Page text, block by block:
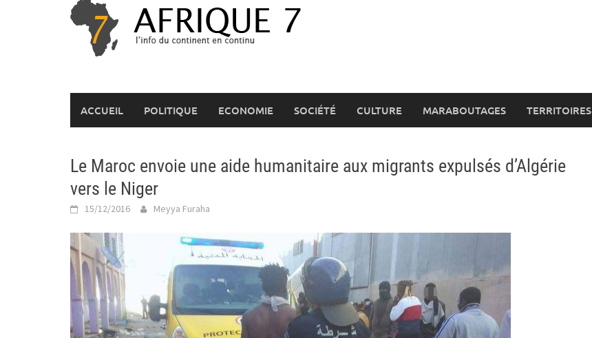
ACCUEIL POLITIQUE ECONOMIE SOCIÉTÉ CULTURE MARABOUTAGES TERRITOIRES
Le Maroc envoie une aide humanitaire aux migrants expulsés d’Algérie
vers le Niger
15/12/2016 Meyya Furaha